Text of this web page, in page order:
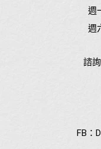
諮
FB：
週
週